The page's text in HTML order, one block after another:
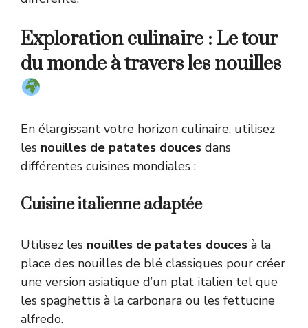
Exploration culinaire : Le tour
du monde à travers les nouilles
En élargissant votre horizon culinaire, utilisez
les nouilles de patates douces dans
différentes cuisines mondiales :
Cuisine italienne adaptée
Utilisez les nouilles de patates douces à la
place des nouilles de blé classiques pour créer
une version asiatique d’un plat italien tel que
les spaghettis à la carbonara ou les fettucine
alfredo.